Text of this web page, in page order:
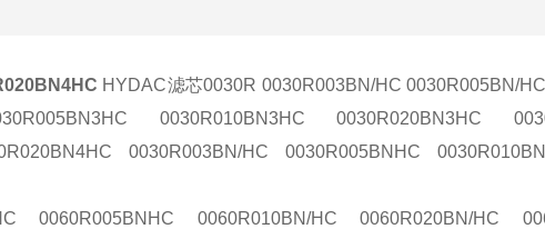
HYDAC滤芯0030R 0030R003BN/HC 0030R005BN/
0030R010BN3HC 0030R020BN3HC
0030R003BN/HC 0030R005BNHC
0060R005BNHC 0060R010BN/HC 0060R020BN/HC